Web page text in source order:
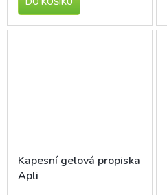
Kapesní gelová propiska
Apli